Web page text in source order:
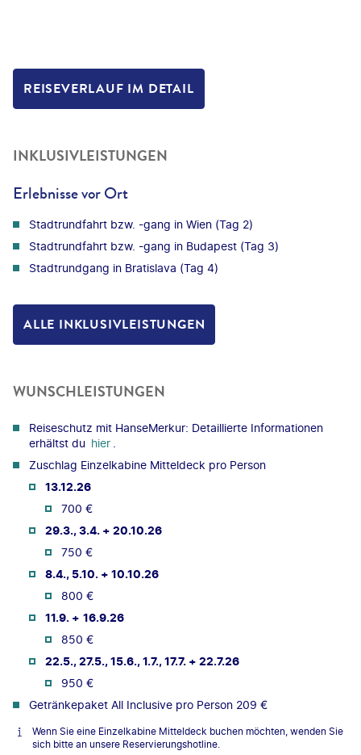
REISEVERLAUF IM DETAIL
INKLUSIVLEISTUNGEN
Erlebnisse vor Ort
Stadtrundfahrt bzw. -gang in Wien (Tag 2)
Stadtrundfahrt bzw. -gang in Budapest (Tag 3)
Stadtrundgang in Bratislava (Tag 4)
ALLE INKLUSIVLEISTUNGEN
WUNSCHLEISTUNGEN
Reiseschutz mit HanseMerkur: Detaillierte Informationen
erhältst du hier
Zuschlag Einzelkabine Mitteldeck pro Person
13.12.26
700 €
29.3., 3.4. + 20.10.26
750 €
8.4., 5.10. + 10.10.26
800 €
11.9. + 16.9.26
850 €
22.5., 27.5., 15.6., 1.7., 17.7. + 22.7.26
950 €
Getränkepaket All Inclusive pro Person 209 €
Wenn Sie eine Einzelkabine Mitteldeck buchen möchten, wenden Sie
sich bitte an unsere Reservierungshotline.